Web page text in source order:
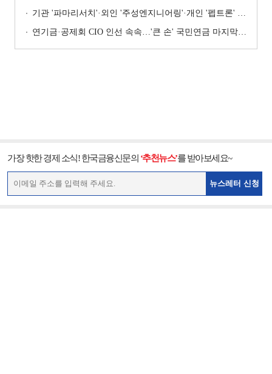
기관 '파마리서치'·외인 '주성엔지니어링'·개인 '펩트론' 1위 [주간 코스닥 순매수- 2026년 7월27일~7월31일]
연기금·공제회 CIO 인선 속속…'큰 손' 국민연금 마지막 타자
가장 핫한 경제 소식! 한국금융신문의 ‘추천뉴스’를 받아보세요~
뉴스레터 신청